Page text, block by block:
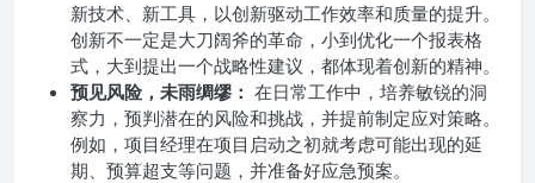
新技术、新工具，以创新驱动工作效率和质量的提升。
创新不一定是大刀阔斧的革命，小到优化一个报表格
式，大到提出一个战略性建议，都体现着创新的精神。
预见风险，未雨绸缪： 在日常工作中，培养敏锐的洞
察力，预判潜在的风险和挑战，并提前制定应对策略。
例如，项目经理在项目启动之初就考虑可能出现的延
期、预算超支等问题，并准备好应急预案。